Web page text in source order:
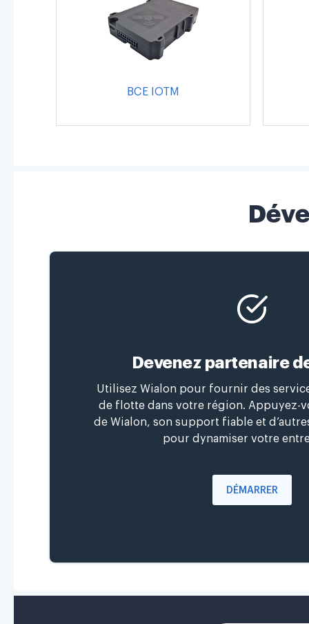
BCE IOTM
Devenez partenaire
Utilisez Wialon pour fournir des
de flotte dans votre région. Appuyez-
de Wialon, son support fiable et
pour dynamiser votre
DÉMARRER